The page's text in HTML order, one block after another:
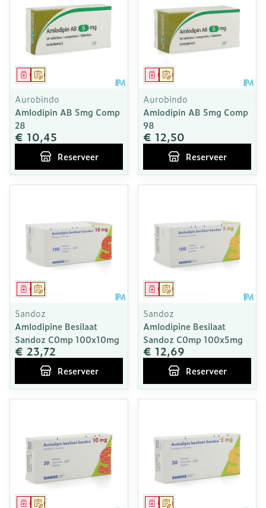
Op voorschrift
Geneesmiddel
Aurobindo
Amlodipin AB 5mg Comp
28
€ 10,45
Reserveer
Op voorschrift
Geneesmiddel
Aurobindo
Amlodipin AB 5mg Comp
98
€ 12,50
Reserveer
Op voorschrift
Geneesmiddel
Sandoz
Amlodipine Besilaat
Sandoz C0mp 100x10mg
€ 23,72
Reserveer
Op voorschrift
Geneesmiddel
Sandoz
Amlodipine Besilaat
Sandoz C0mp 100x5mg
€ 12,69
Reserveer
Op voorschrift
Geneesmiddel Op voorschrift
Geneesmiddel